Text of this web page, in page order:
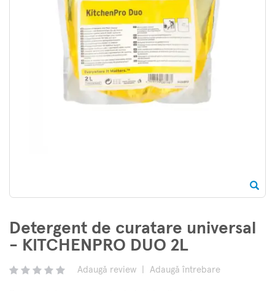
Detergent de curatare universal
- KITCHENPRO DUO 2L
Adaugă review Adaugă întrebare